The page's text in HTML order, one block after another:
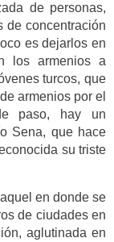
de personas,
de concentración
es dejarlos en
los armenios a
turcos, que
armenios por el
paso, hay un
Sena, que hace
su triste
en donde se
de ciudades en
aglutinada en